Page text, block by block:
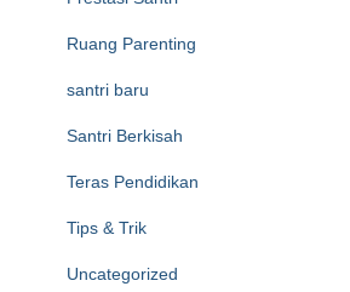
Ruang Parenting
santri baru
Santri Berkisah
Teras Pendidikan
Tips & Trik
Uncategorized